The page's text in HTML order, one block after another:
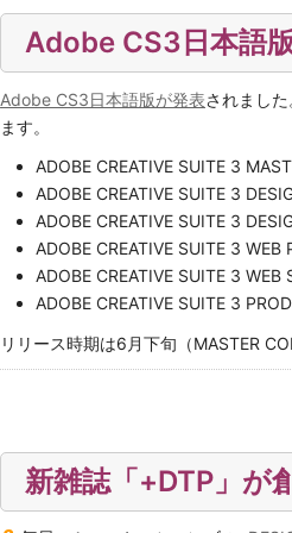
Adobe CS3日本語
Adobe CS3日本語版が発表されまし
ます。
ADOBE CREATIVE SUITE 3
ADOBE CREATIVE SUITE 3
ADOBE CREATIVE SUITE 3
ADOBE CREATIVE SUITE 3 WEB
ADOBE CREATIVE SUITE 3 WEB
ADOBE CREATIVE SUITE 3
リリース時期は6月下旬（MASTER
新雑誌「+DTP」が